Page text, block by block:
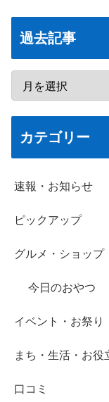
過去記事
カテゴリー
速報・お知らせ
ピックアップ
グルメ・ショップ
今日のおやつ
イベント・お祭り
まち・生活・お役
口コミ